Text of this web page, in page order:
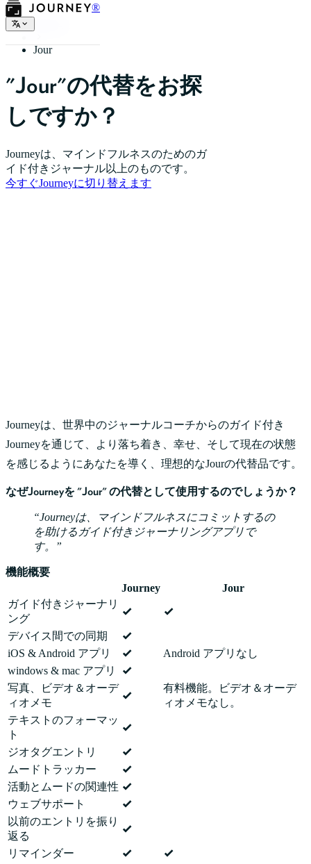
®
Jour
"Jour"の代替をお探
しですか？
Journeyは、マインドフルネスのためのガ
イド付きジャーナル以上のものです。
今すぐJourneyに切り替えます
Journeyは、世界中のジャーナルコーチからのガイド付き
Journeyを通じて、より落ち着き、幸せ、そして現在の状態
を感じるようにあなたを導く、理想的なJourの代替品です。
なぜJourneyを "Jour" の代替として使用するのでしょうか？
Journeyは、マインドフルネスにコミットするの
を助けるガイド付きジャーナリングアプリで
す。
機能概要
Journey
Jour
ガイド付きジャーナリ
ング
デバイス間での同期
iOS & Android アプリ
Android アプリなし
windows & mac アプリ
写真、ビデオ＆オーデ
ィオメモ
有料機能。ビデオ＆オーデ
ィオメモなし。
テキストのフォーマッ
ト
ジオタグエントリ
ムードトラッカー
活動とムードの関連性
ウェブサポート
以前のエントリを振り
返る
リマインダー